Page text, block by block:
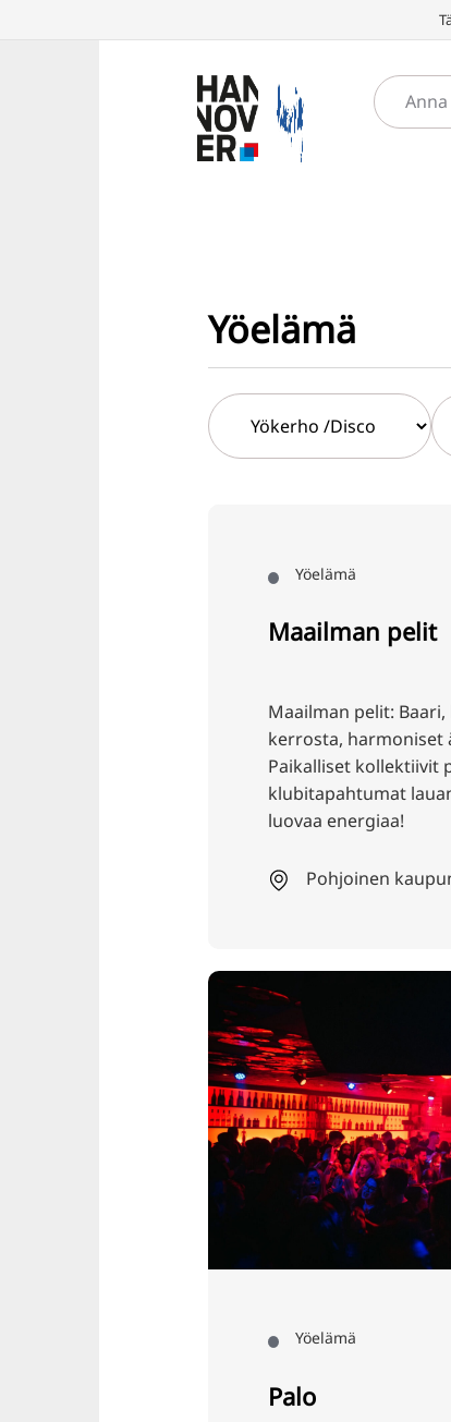
Yöelämä
Yöelämä
Maailman pelit
Maailman pelit:
kerrosta, harmoniset
Paikalliset kollektiivit
klubitapahtumat
luovaa energiaa!
Pohjoinen
Yöelämä
Palo